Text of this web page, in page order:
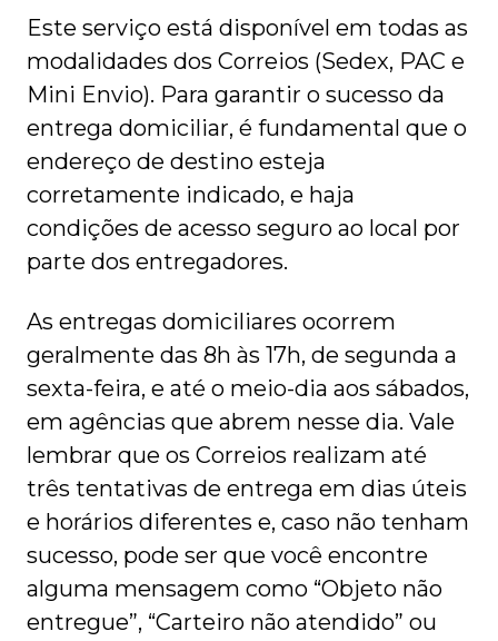
Este serviço está disponível em todas as
modalidades dos Correios (Sedex, PAC e
Mini Envio). Para garantir o sucesso da
entrega domiciliar, é fundamental que o
endereço de destino esteja
corretamente indicado, e haja
condições de acesso seguro ao local por
parte dos entregadores.
As entregas domiciliares ocorrem
geralmente das 8h às 17h, de segunda a
sexta-feira, e até o meio-dia aos sábados,
em agências que abrem nesse dia. Vale
lembrar que os Correios realizam até
três tentativas de entrega em dias úteis
e horários diferentes e, caso não tenham
sucesso, pode ser que você encontre
alguma mensagem como “Objeto não
entregue”, “Carteiro não atendido” ou